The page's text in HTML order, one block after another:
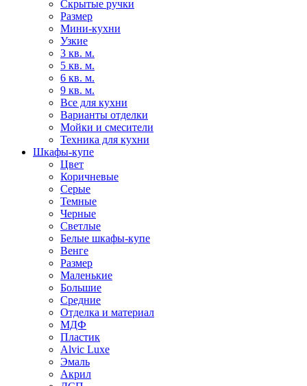
Скрытые ручки
Размер
Мини-кухни
Узкие
3 кв. м.
5 кв. м.
6 кв. м.
9 кв. м.
Все для кухни
Варианты отделки
Мойки и смесители
Техника для кухни
Шкафы-купе
Цвет
Коричневые
Серые
Темные
Черные
Светлые
Белые шкафы-купе
Венге
Размер
Маленькие
Большие
Средние
Отделка и материал
МДФ
Пластик
Alvic Luxe
Эмаль
Акрил